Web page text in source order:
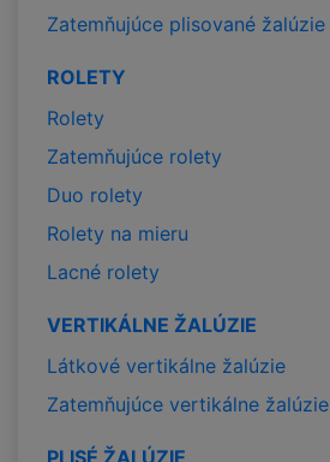
Zatemňujúce plisované žalúzie
ROLETY
Rolety
Zatemňujúce rolety
Duo rolety
Rolety na mieru
Lacné rolety
VERTIKÁLNE ŽALÚZIE
Látkové vertikálne žalúzie
Zatemňujúce vertikálne žalúzie
PLISÉ ŽALÚZIE